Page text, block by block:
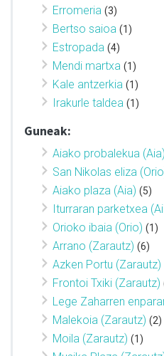
Erromeria (3)
Bertso saioa (1)
Estropada (4)
Mendi martxa (1)
Kale antzerkia (1)
Irakurle taldea (1)
Guneak:
Aiako probalekua (Aia)
San Nikolas eliza
Aiako plaza (Aia) (5)
Iturraran parketxea
Orioko ibaia (Orio) (1)
Arrano (Zarautz) (6)
Azken Portu (Zarautz)
Frontoi Txiki (Zarautz)
Lege Zaharren
Malekoia (Zarautz) (2)
Moila (Zarautz) (1)